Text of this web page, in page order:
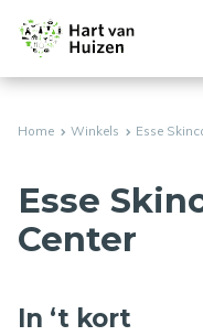
Home Winkels Esse
Esse
Center
In ‘t kort